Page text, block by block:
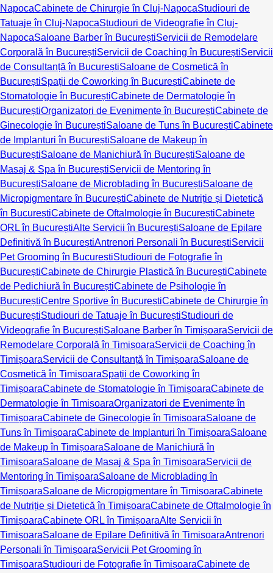
NapocaCabinete de Chirurgie în Cluj-NapocaStudiouri de
Tatuaje în Cluj-NapocaStudiouri de Videografie în Cluj-
NapocaSaloane Barber în BucureștiServicii de Remodelare
Corporală în BucureștiServicii de Coaching în BucureștiServicii
de Consultanță în BucureștiSaloane de Cosmetică în
BucureștiSpații de Coworking în BucureștiCabinete de
Stomatologie în BucureștiCabinete de Dermatologie în
BucureștiOrganizatori de Evenimente în BucureștiCabinete de
Ginecologie în BucureștiSaloane de Tuns în BucureștiCabinete
de Implanturi în BucureștiSaloane de Makeup în
BucureștiSaloane de Manichiură în BucureștiSaloane de
Masaj & Spa în BucureștiServicii de Mentoring în
BucureștiSaloane de Microblading în BucureștiSaloane de
Micropigmentare în BucureștiCabinete de Nutriție și Dietetică
în BucureștiCabinete de Oftalmologie în BucureștiCabinete
ORL în BucureștiAlte Servicii în BucureștiSaloane de Epilare
Definitivă în BucureștiAntrenori Personali în BucureștiServicii
Pet Grooming în BucureștiStudiouri de Fotografie în
BucureștiCabinete de Chirurgie Plastică în BucureștiCabinete
de Pedichiură în BucureștiCabinete de Psihologie în
BucureștiCentre Sportive în BucureștiCabinete de Chirurgie în
BucureștiStudiouri de Tatuaje în BucureștiStudiouri de
Videografie în BucureștiSaloane Barber în TimișoaraServicii de
Remodelare Corporală în TimișoaraServicii de Coaching în
TimișoaraServicii de Consultanță în TimișoaraSaloane de
Cosmetică în TimișoaraSpații de Coworking în
TimișoaraCabinete de Stomatologie în TimișoaraCabinete de
Dermatologie în TimișoaraOrganizatori de Evenimente în
TimișoaraCabinete de Ginecologie în TimișoaraSaloane de
Tuns în TimișoaraCabinete de Implanturi în TimișoaraSaloane
de Makeup în TimișoaraSaloane de Manichiură în
TimișoaraSaloane de Masaj & Spa în TimișoaraServicii de
Mentoring în TimișoaraSaloane de Microblading în
TimișoaraSaloane de Micropigmentare în TimișoaraCabinete
de Nutriție și Dietetică în TimișoaraCabinete de Oftalmologie în
TimișoaraCabinete ORL în TimișoaraAlte Servicii în
TimișoaraSaloane de Epilare Definitivă în TimișoaraAntrenori
Personali în TimișoaraServicii Pet Grooming în
TimișoaraStudiouri de Fotografie în TimișoaraCabinete de